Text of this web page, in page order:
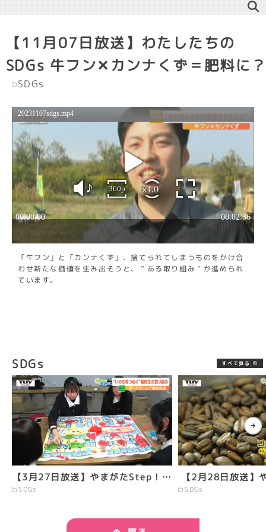
【11月07日放送】わたしたちの
SDGs 牛フン✕カンナくず＝肥料に
SDGs
「牛フン」と「カンナくず」、捨てられてしまうものをかけ合
わせ新たな価値を生み出そうと、＂ある取り組み＂が進められ
ています。
SDGs すべて見る
【3月27日放送】やまがたStep！…
SDGs
【2月28日放送
SDGs